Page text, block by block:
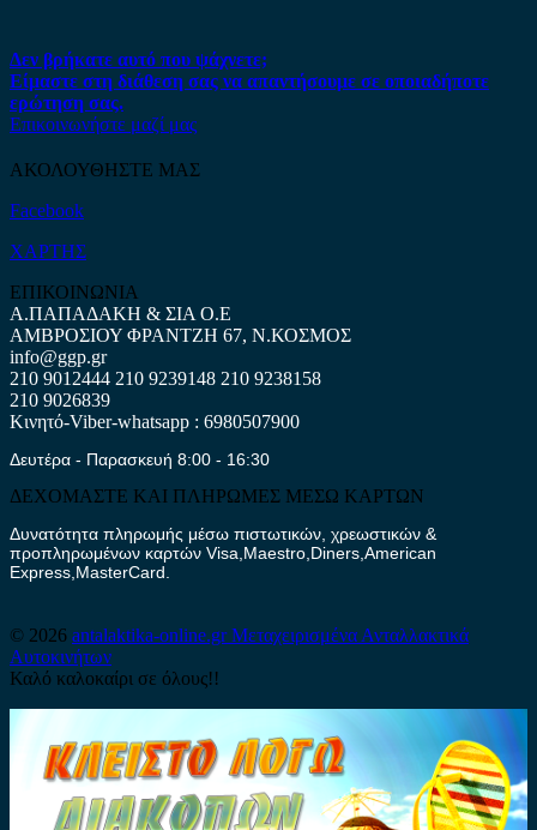
Δεν βρήκατε αυτό που ψάχνετε;
Είμαστε στη διάθεση σας να απαντήσουμε σε οποιαδήποτε
ερώτηση σας.
Επικοινωνήστε μαζί μας
ΑΚΟΛΟΥΘΗΣΤΕ ΜΑΣ
Facebook
ΧΑΡΤΗΣ
ΕΠΙΚΟΙΝΩΝΙΑ
Α.ΠΑΠΑΔΑΚΗ & ΣΙΑ Ο.Ε
ΑΜΒΡΟΣΙΟΥ ΦΡΑΝΤΖΗ 67, Ν.ΚΟΣΜΟΣ
info@ggp.gr
210 9012444 210 9239148 210 9238158
210 9026839
Κινητό-Viber-whatsapp : 6980507900
Δευτέρα - Παρασκευή 8:00 - 16:30
ΔΕΧΟΜΑΣΤΕ ΚΑΙ ΠΛΗΡΩΜΕΣ ΜΕΣΩ ΚΑΡΤΩΝ
Δυνατότητα πληρωμής μέσω πιστωτικών, χρεωστικών &
προπληρωμένων καρτών Visa,Maestro,Diners,American
Express,MasterCard.
© 2026 antalaktika-online.grΜεταχειρισμένα Ανταλλακτικά
Αυτοκινήτων
Καλό καλοκαίρι σε όλους!!